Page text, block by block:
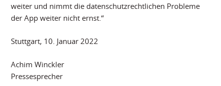
weiter und nimmt die datenschutzrechtlichen Probleme
der App weiter nicht ernst.“
Stuttgart, 10. Januar 2022
Achim Winckler
Pressesprecher